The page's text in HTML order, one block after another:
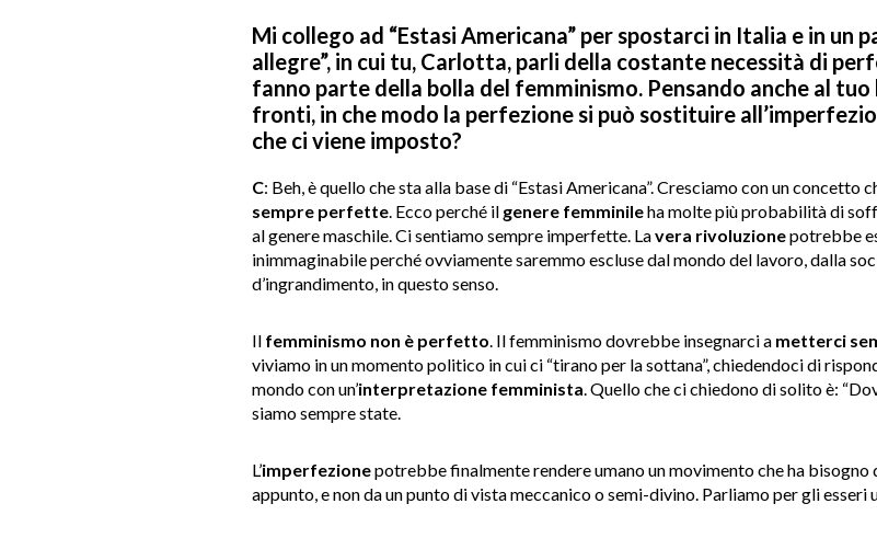
Mi collego ad “Estasi Americana” per spostarci in Italia e in un
allegre”, in cui tu, Carlotta, parli della costante necessità di
fanno parte della bolla del femminismo. Pensando anche al
fronti, in che modo la perfezione si può sostituire
che ci viene imposto?
C: Beh, è quello che sta alla base di “Estasi Americana”. Cresciamo con un concetto
sempre perfette. Ecco perché il genere femminileha molte più probabilità di
al genere maschile. Ci sentiamo sempre imperfette. Lavera rivoluzionepotrebbe
inimmaginabile perché ovviamente saremmo escluse dal mondo del lavoro, dalla
d’ingrandimento, in questo senso.
Il femminismo non è perfetto. Il femminismo dovrebbe insegnarci a metterci
viviamo in un momento politico in cui ci “tirano per la sottana”, chiedendoci di
mondo con un’interpretazione femminista. Quello che ci chiedono di solito è:
siamo sempre state.
L’imperfezionepotrebbe finalmente rendere umano un movimento che ha bisogno
appunto, e non da un punto di vista meccanico o semi-divino. Parliamo per gli esseri